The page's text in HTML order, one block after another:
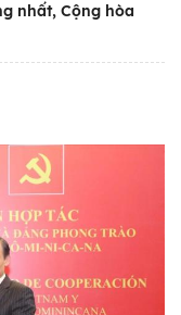
nhất, Cộng hòa